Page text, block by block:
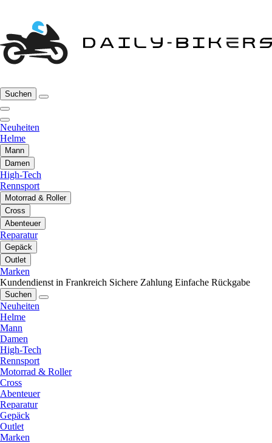
Suchen
Neuheiten
Helme
Mann
Damen
High-Tech
Rennsport
Motorrad & Roller
Cross
Abenteuer
Reparatur
Gepäck
Outlet
Marken
Kundendienst in Frankreich Sichere Zahlung Einfache Rückgabe
Suchen
Neuheiten
Helme
Mann
Damen
High-Tech
Rennsport
Motorrad & Roller
Cross
Abenteuer
Reparatur
Gepäck
Outlet
Marken